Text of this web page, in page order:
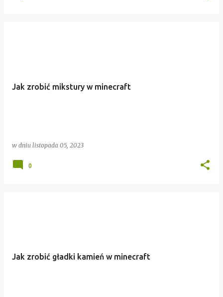
Jak zrobić mikstury w minecraft
w dniu listopada 05, 2023
0
Jak zrobić gładki kamień w minecraft